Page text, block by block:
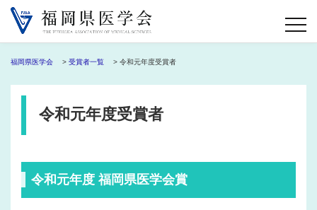
福岡県医学会 > 受賞者一覧 > 令和元年度受賞者
令和元年度受賞者
令和元年度 福岡県医学会賞